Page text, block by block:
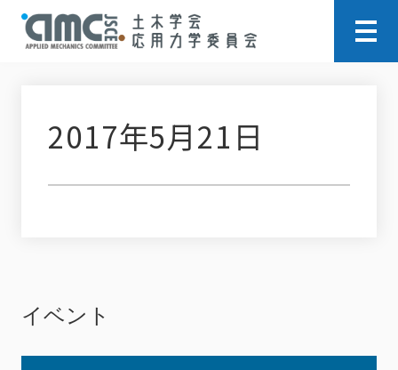
2017年5月21日
イベント